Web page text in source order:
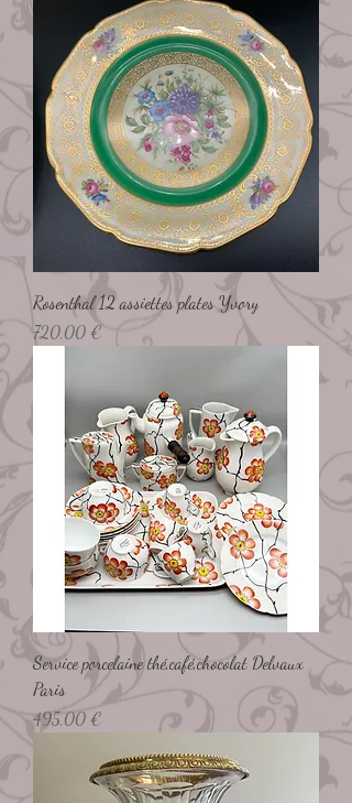
Rosenthal 12 assiettes plates Yvory
Preço
720,00 €
Service porcelaine thé,café,chocolat Delvaux
Paris
Preço
495,00 €